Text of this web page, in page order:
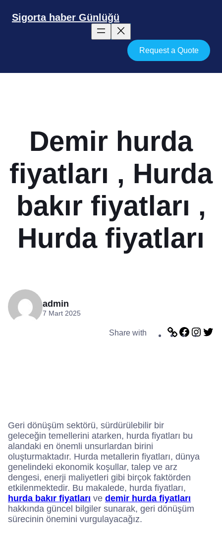
Sigorta haber Günlüğü
Request a Quote
Demir hurda
fiyatları , Hurda
bakır fiyatları ,
Hurda fiyatları
admin
7 Mart 2025
Share with
L
F
a
n
Geri dönüşüm sektörü, sürdürülebilir bir
geleceğin temellerini atarken, hurda fiyatları bu
alandaki en önemli unsurlardan birini
oluşturmaktadır. Hurda metallerin fiyatları, dünya
genelindeki ekonomik koşullar, talep ve arz
dengesi, enerji maliyetleri gibi birçok faktörden
etkilenmektedir. Bu makalede, hurda fiyatları,
hurda bakır fiyatları ve demir hurda fiyatları
hakkında güncel bilgiler sunarak, geri dönüşüm
sürecinin önemini vurgulayacağız.